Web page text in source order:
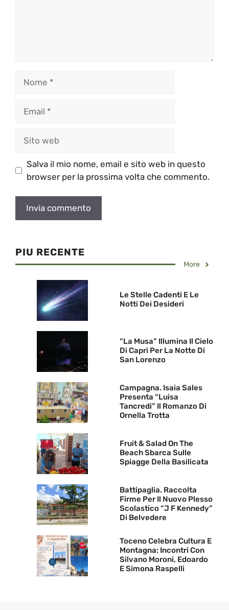
web
Salva il mio nome, email e sito web in questo
browser per la prossima volta che commento.
PIU RECENTE
More
Le Stelle Cadenti E Le
Notti Dei Desideri
“La Musa” Illumina Il Cielo
Di Capri Per La Notte Di
San Lorenzo
Campagna. Isaia Sales
Presenta “Luisa
Tancredi” Il Romanzo Di
Ornella Trotta
Fruit & Salad On The
Beach Sbarca Sulle
Spiagge Della Basilicata
Battipaglia. Raccolta
Firme Per Il Nuovo Plesso
Scolastico “J F Kennedy”
Di Belvedere
Toceno Celebra Cultura E
Montagna: Incontri Con
Silvano Moroni, Edoardo
E Simona Raspelli